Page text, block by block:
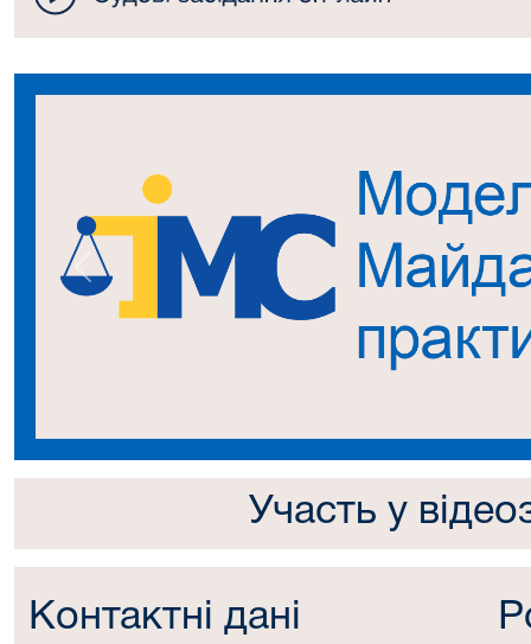
Попередній
Участь у
Контактні дані